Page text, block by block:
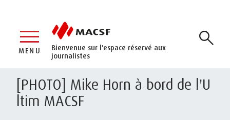
Bienvenue sur l'espace réservé aux
journalistes
MENU
[PHOTO] Mike Horn à bord de l'U
ltim MACSF